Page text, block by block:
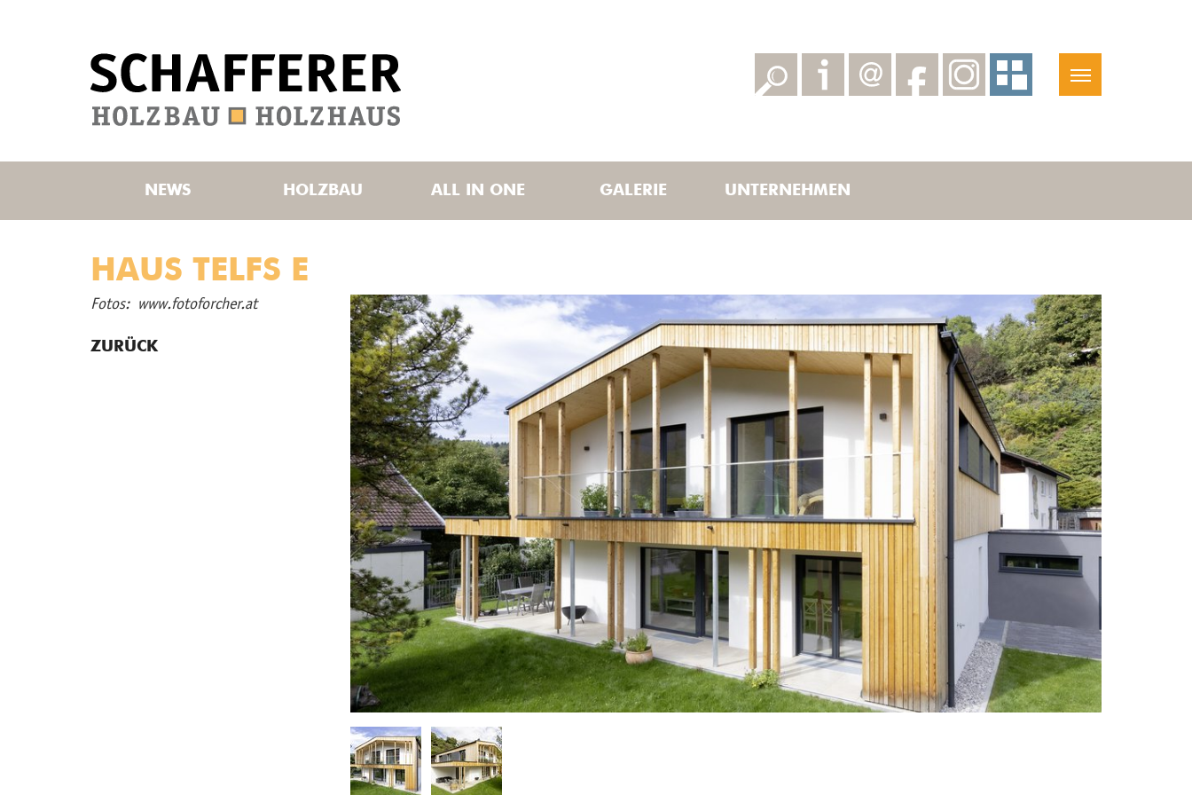
NEWS HOLZBAU ALL IN ONE GALERIE UNTERNEHMEN
HAUS TELFS E
Fotos: www.​fotoforcher.​at
ZURÜCK